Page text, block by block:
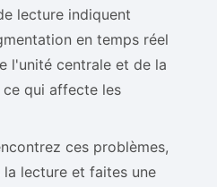
lecture indiquent
en temps réel
l'unité centrale et de la
ce qui affecte les
ces problèmes,
lecture et faites une